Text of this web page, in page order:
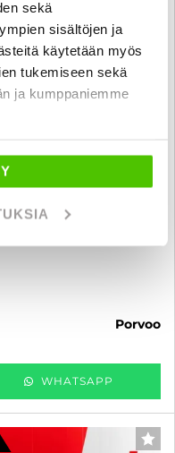
sekä
sisältöjen ja
käytetään myös
tukemiseen sekä
ja kumppaniemme
maksuaikaa! -
eteen ja
Urheiluistuimet - J.
porvoo
WHATSAPP